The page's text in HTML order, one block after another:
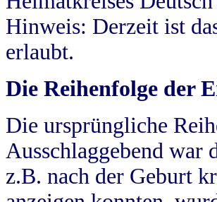
Hinweis: Derzeit ist
erlaubt.
Die Reihenfolge der
Die ursprüngliche
Ausschlaggebend war
z.B. nach der Geburt